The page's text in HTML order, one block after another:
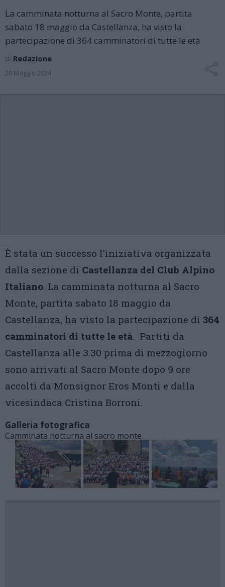
La camminata notturna al Sacro Monte, partita
sabato 18 maggio da Castellanza, ha visto la
partecipazione di 364 camminatori di tutte le età
di Redazione
20 Maggio 2024
È stata un successo l’iniziativa organizzata
dalla sezione di Castellanza del Club Alpino
Italiano. La camminata notturna al Sacro
Monte, partita sabato 18 maggio da
Castellanza, ha visto la partecipazione di 364
camminatori di tutte le età. Partiti da
Castellanza alle 3.30 prima di mezzogiorno
sono arrivati al Sacro Monte dopo 9 ore
accolti da Monsignor Eros Monti e dalla
vicesindaca Cristina Borroni.
Galleria fotografica
Camminata notturna al sacro monte